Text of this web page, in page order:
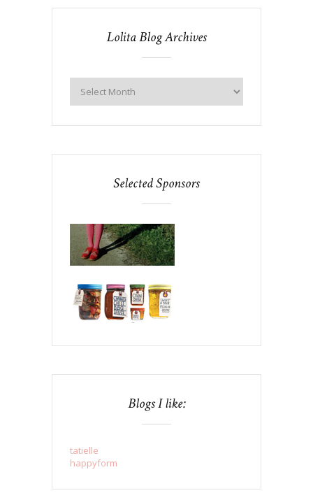
Lolita Blog Archives
Selected Sponsors
Blogs I like:
tatielle
happyform